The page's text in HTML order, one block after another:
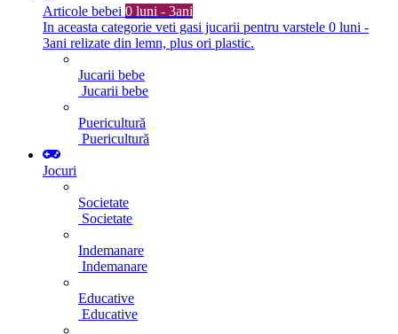
Articole bebei 0 luni - 3ani
In aceasta categorie veti gasi jucarii pentru varstele 0 luni -
3ani relizate din lemn, plus ori plastic.
Jucarii bebe
Jucarii bebe
Puericultură
Puericultură
Jocuri
Societate
Societate
Indemanare
Indemanare
Educative
Educative